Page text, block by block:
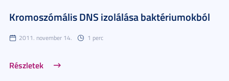
Kromoszómális DNS izolálása baktériumokból
2011. november 14. 1 perc
Részletek